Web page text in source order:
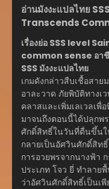
อ่านมังงะแปลไทย
Transcends
เรื่องย่อ SSS level
common sense อา
SSS มังงะแปลไทย
เกมดังกล่าวสืบเชื้อสาย
อาละวาด ภัยพิบัติทางเ
คลาสและเพิ่มเลเวลเ
มาจนถึงตอนนี้ได้ปลุกพ
ศักดิ์สิทธิ์ในวันที่ตื่นขึ้นใ
กลายเป็นอัศวินศักดิ์สิท
การอวยพรจากนางฟ้า
ประเภท โจว ยี่ ทำลาย
ว่าอัศวินศักดิ์สิทธิ์เป็นเ